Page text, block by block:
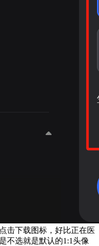
击下载图标，好比正在医
不选就是默认的1:1头像